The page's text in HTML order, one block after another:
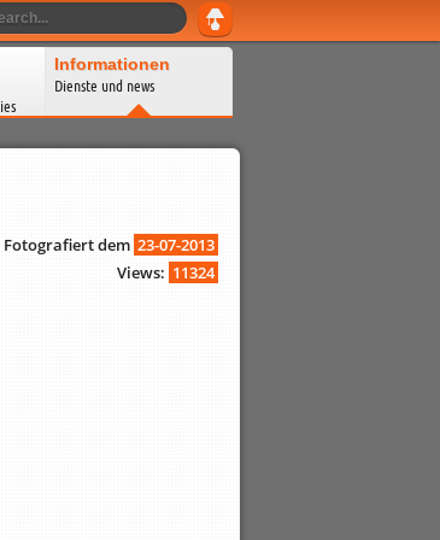
Informationen
Dienste und news
Views: 11324
Fotografiert dem 23-07-2013